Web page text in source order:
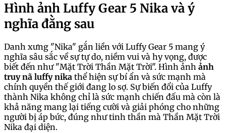
Hình ảnh Luffy Gear 5 Nika và ý
nghĩa đằng sau
Danh xưng "Nika" gắn liền với Luffy Gear 5 mang ý
nghĩa sâu sắc về sự tự do, niềm vui và hy vọng, được
biết đến như "Mặt Trời Thần Mặt Trời". Hình ảnh ảnh
truy nã luffy nika thể hiện sự bí ẩn và sức mạnh mà
chính quyền thế giới đang lo sợ. Sự biến đổi của Luffy
thành Nika không chỉ là sức mạnh chiến đấu mà còn là
khả năng mang lại tiếng cười và giải phóng cho những
người bị áp bức, đúng như tinh thần mà Thần Mặt Trời
Nika đại diện.